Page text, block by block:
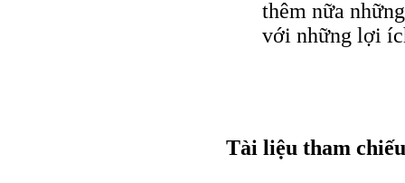
thêm nữa
với những lợi
Tài liệu tham